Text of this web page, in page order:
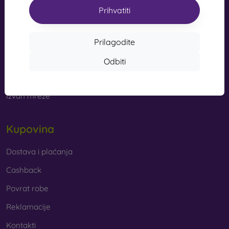
Prihvatiti
Prilagodite
Odbiti
s kvalitetnom izradom pretvaraju vaš telefon u modni
dodatak. Uglavnom su izrađene od gume i silikona i
markama su Karl Lagerfeld, Guess, Marvel i Ferrari.
se koristi samo jedan materijal, no često se kombiniraju
Guma i silikon
udarce i fleksibilnošću, zahvaljujući kojoj se maskica
Plastika
popularne. Čvršće su od silikonskih, no nemaju tako
dobre učinke ublažavanja udaraca.
Koža
info@mobilonline.sk
Izvan mreže
Kupovina
Dostava i plaćanja
Cashback
Povrat robe
Reklamacije
Kontakti